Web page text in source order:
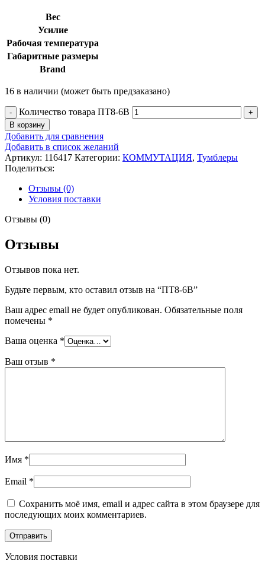
Вес
Усилие
Рабочая температура
Габаритные размеры
Brand
16 в наличии (может быть предзаказано)
Количество товара ПТ8-6В
В корзину
Добавить для сравнения
Добавить в список желаний
Артикул: 116417 Категории: КОММУТАЦИЯ, Тумблеры
Поделиться:
Отзывы (0)
Условия поставки
Отзывы (0)
Отзывы
Отзывов пока нет.
Будьте первым, кто оставил отзыв на “ПТ8-6В”
Ваш адрес email не будет опубликован. Обязательные поля
помечены *
Ваша оценка *
Ваш отзыв *
Имя *
Email *
Сохранить моё имя, email и адрес сайта в этом браузере для
последующих моих комментариев.
Условия поставки